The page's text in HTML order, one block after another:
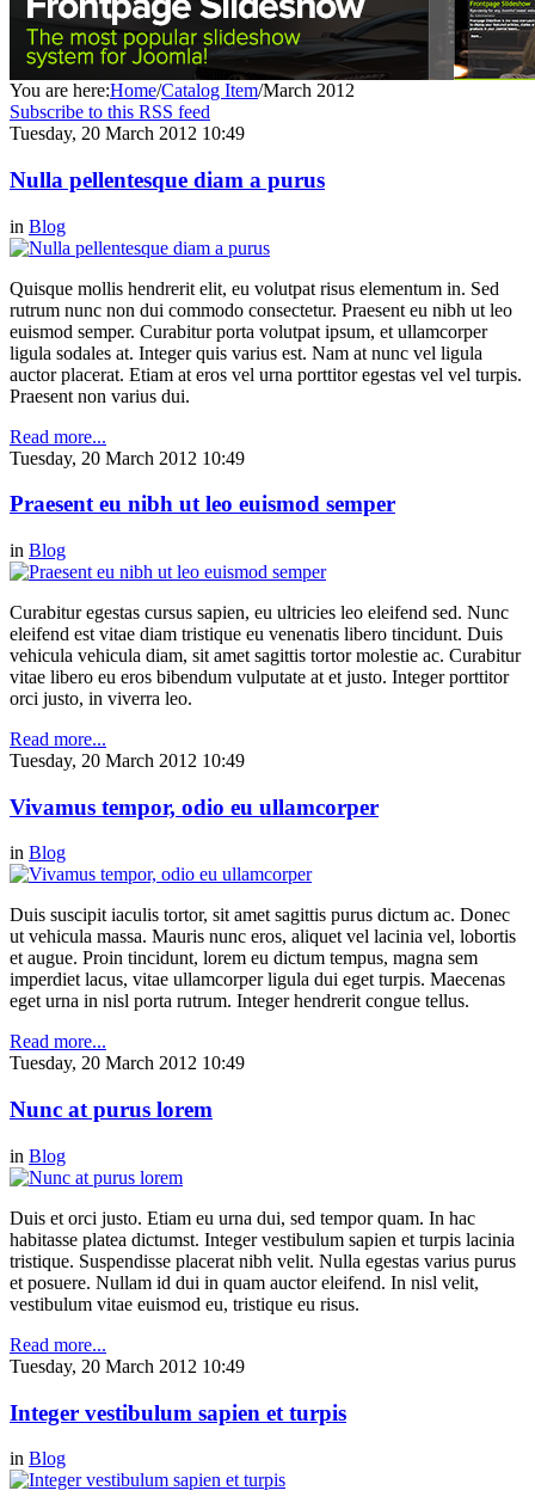
You are here:Home/Catalog Item/March 2012
Subscribe to this RSS feed
Tuesday, 20 March 2012 10:49
Nulla pellentesque diam a purus
in Blog
Quisque mollis hendrerit elit, eu volutpat risus elementum in. Sed
rutrum nunc non dui commodo consectetur. Praesent eu nibh ut leo
euismod semper. Curabitur porta volutpat ipsum, et ullamcorper
ligula sodales at. Integer quis varius est. Nam at nunc vel ligula
auctor placerat. Etiam at eros vel urna porttitor egestas vel vel turpis.
Praesent non varius dui.
Read more...
Tuesday, 20 March 2012 10:49
Praesent eu nibh ut leo euismod semper
in Blog
Curabitur egestas cursus sapien, eu ultricies leo eleifend sed. Nunc
eleifend est vitae diam tristique eu venenatis libero tincidunt. Duis
vehicula vehicula diam, sit amet sagittis tortor molestie ac. Curabitur
vitae libero eu eros bibendum vulputate at et justo. Integer porttitor
orci justo, in viverra leo.
Read more...
Tuesday, 20 March 2012 10:49
Vivamus tempor, odio eu ullamcorper
in Blog
Duis suscipit iaculis tortor, sit amet sagittis purus dictum ac. Donec
ut vehicula massa. Mauris nunc eros, aliquet vel lacinia vel, lobortis
et augue. Proin tincidunt, lorem eu dictum tempus, magna sem
imperdiet lacus, vitae ullamcorper ligula dui eget turpis. Maecenas
eget urna in nisl porta rutrum. Integer hendrerit congue tellus.
Read more...
Tuesday, 20 March 2012 10:49
Nunc at purus lorem
in Blog
Duis et orci justo. Etiam eu urna dui, sed tempor quam. In hac
habitasse platea dictumst. Integer vestibulum sapien et turpis lacinia
tristique. Suspendisse placerat nibh velit. Nulla egestas varius purus
et posuere. Nullam id dui in quam auctor eleifend. In nisl velit,
vestibulum vitae euismod eu, tristique eu risus.
Read more...
Tuesday, 20 March 2012 10:49
Integer vestibulum sapien et turpis
in Blog